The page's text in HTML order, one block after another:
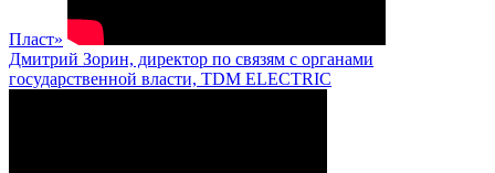
Пласт»
Дмитрий Зорин, директор по связям с органами
государственной власти, TDM ELECTRIC